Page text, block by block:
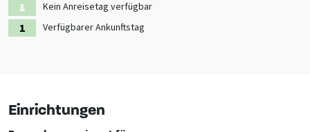
Kein Anreisetag verfügbar
Verfügbarer Ankunftstag
Einrichtungen